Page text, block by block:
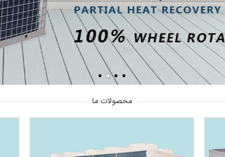
محصولات ما